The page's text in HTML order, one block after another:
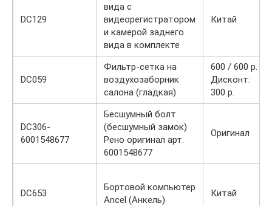
DC129
вида с
видеорегистратором
и камерой заднего
вида в комплекте
Китай
DC059
Фильтр-сетка на
воздухозаборник
салона (гладкая)
600 / 600 р.
Дисконт:
300 р.
DC306-
6001548677
Бесшумный болт
(бесшумный замок)
Рено оригинал арт.
6001548677
Оригинал
DC653
Бортовой компьютер
Ancel (Анкель)
Китай